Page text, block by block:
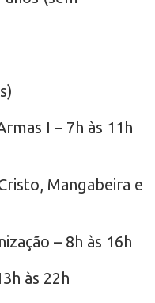
I – 7h às 11h
Mangabeira e
– 8h às 16h
às 22h